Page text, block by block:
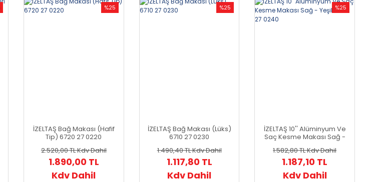
%25
İZELTAŞ Bağ Makası (Hafif
Tip) 6720 27 0220
2.520,00 TLKdv Dahil
1.890,00 TL
Kdv Dahil
%25
İZELTAŞ Bağ Makası (Lüks)
6710 27 0230
1.490,40 TLKdv Dahil
1.117,80 TL
Kdv Dahil
%25
İZELTAŞ 10'' Alüminyum Ve
Saç Kesme Makası Sağ -
1.582,80 TLKdv Dahil
1.187,10 TL
Kdv Dahil